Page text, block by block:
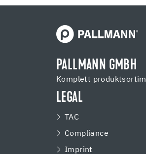
PALLMANN GMBH
Komplett
LEGAL
TAC
Compliance
Imprint